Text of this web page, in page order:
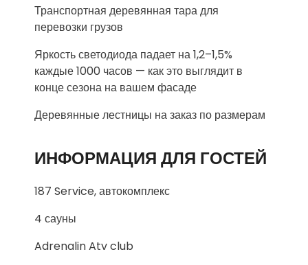
Транспортная деревянная тара для
перевозки грузов
Яркость светодиода падает на 1,2–1,5%
каждые 1000 часов — как это выглядит в
конце сезона на вашем фасаде
Деревянные лестницы на заказ по размерам
ИНФОРМАЦИЯ ДЛЯ ГОСТЕЙ
187 Service, автокомплекс
4 сауны
Adrenalin Atv club